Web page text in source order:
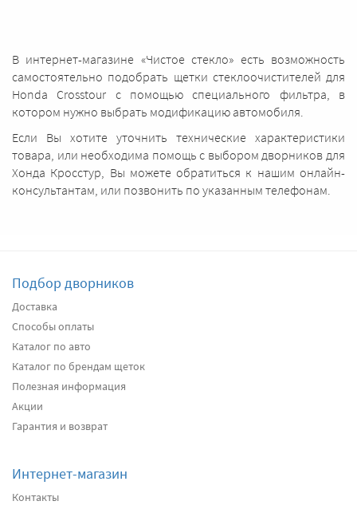
В интернет-магазине «Чистое стекло» есть возможность
самостоятельно подобрать щетки стеклоочистителей для
Honda Crosstour с помощью специального фильтра, в
котором нужно выбрать модификацию автомобиля.
Если Вы хотите уточнить технические характеристики
товара, или необходима помощь с выбором дворников для
Хонда Кросстур, Вы можете обратиться к нашим онлайн-
консультантам, или позвонить по указанным телефонам.
Подбор дворников
Доставка
Способы оплаты
Каталог по авто
Каталог по брендам щеток
Полезная информация
Акции
Гарантия и возврат
Интернет-магазин
Контакты